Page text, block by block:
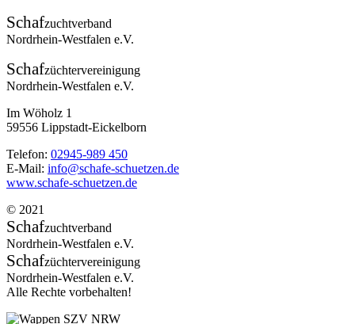
Schafzuchtverband
Nordrhein-Westfalen e.V.
Schafzüchtervereinigung
Nordrhein-Westfalen e.V.
Im Wöholz 1
59556 Lippstadt-Eickelborn
Telefon: 02945-989 450
E-Mail: info@schafe-schuetzen.de
www.schafe-schuetzen.de
© 2021
Schafzuchtverband
Nordrhein-Westfalen e.V.
Schafzüchtervereinigung
Nordrhein-Westfalen e.V.
Alle Rechte vorbehalten!